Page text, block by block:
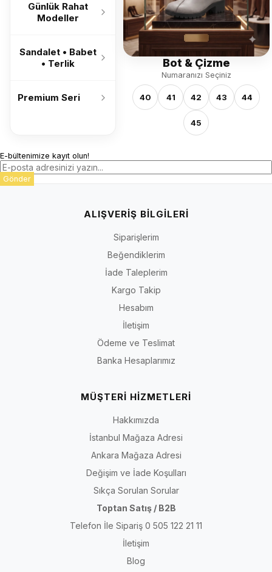
Günlük Rahat
Modeller
Sandalet • Babet
• Terlik
Premium Seri
Bot & Çizme
Numaranızı Seçiniz
40 41 42 43 44
45
E-bültenimize kayıt olun!
Gönder
ALIŞVERİŞ BİLGİLERİ
Siparişlerim
Beğendiklerim
İade Taleplerim
Kargo Takip
Hesabım
İletişim
Ödeme ve Teslimat
Banka Hesaplarımız
MÜŞTERİ HİZMETLERİ
Hakkımızda
İstanbul Mağaza Adresi
Ankara Mağaza Adresi
Değişim ve İade Koşulları
Sıkça Sorulan Sorular
Toptan Satış / B2B
Telefon İle Sipariş 0 505 122 21 11
İletişim
Blog